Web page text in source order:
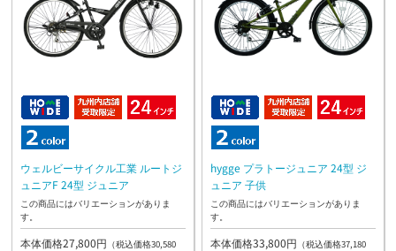
ウェルビーサイクル工業 ルートジ
ュニアF 24型 ジュニア
この商品にはバリエーションがありま
す。
本体価格27,800円 （税込価格30,580
hygge プラトージュニア 24型 ジ
ュニア 子供
この商品にはバリエーションがありま
す。
本体価格33,800円 （税込価格37,180